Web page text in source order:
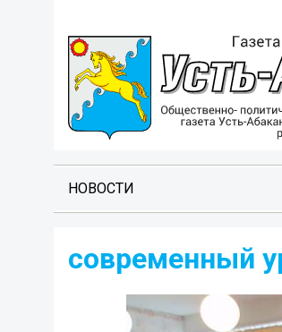
НОВОСТИ
современный